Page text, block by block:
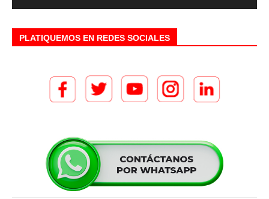
PLATIQUEMOS EN REDES SOCIALES